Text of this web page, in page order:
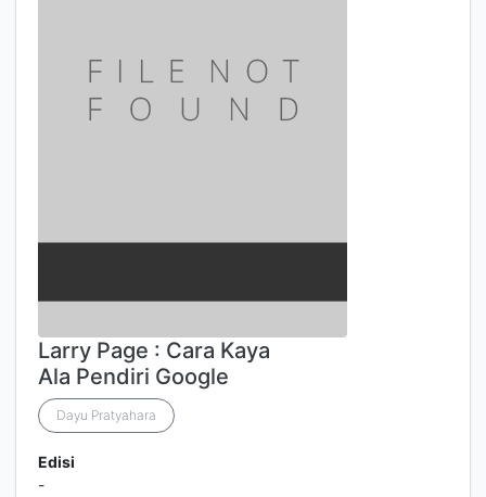
Larry Page : Cara Kaya
Ala Pendiri Google
Dayu Pratyahara
Edisi
-